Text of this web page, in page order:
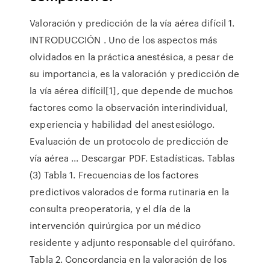
Valoración y predicción de la vía aérea difícil 1.
INTRODUCCIÓN . Uno de los aspectos más
olvidados en la práctica anestésica, a pesar de
su importancia, es la valoración y predicción de
la vía aérea difícil[1], que depende de muchos
factores como la observación interindividual,
experiencia y habilidad del anestesiólogo.
Evaluación de un protocolo de predicción de
vía aérea ... Descargar PDF. Estadísticas. Tablas
(3) Tabla 1. Frecuencias de los factores
predictivos valorados de forma rutinaria en la
consulta preoperatoria, y el día de la
intervención quirúrgica por un médico
residente y adjunto responsable del quirófano.
Tabla 2. Concordancia en la valoración de los